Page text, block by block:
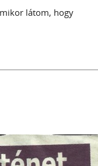
látom, hogy